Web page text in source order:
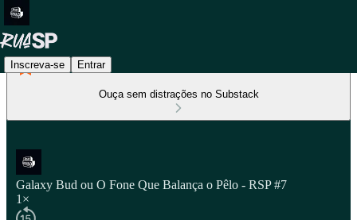
Inscreva-se Entrar
Ouça sem distrações no Substack
Galaxy Bud ou O Fone Que Balança o Pêlo - RSP #7
1×